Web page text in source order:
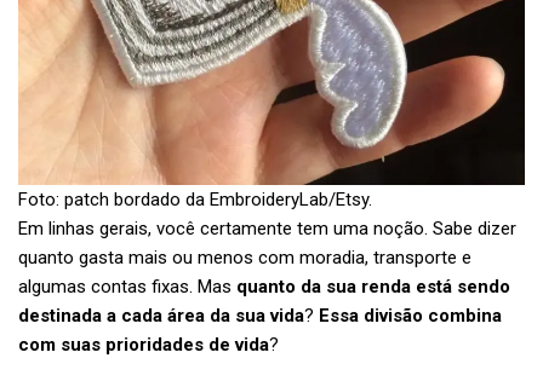
Foto: patch bordado da EmbroideryLab/Etsy.
Em linhas gerais, você certamente tem uma noção. Sabe dizer
quanto gasta mais ou menos com moradia, transporte e
algumas contas fixas. Mas quanto da sua renda está sendo
destinada a cada área da sua vida? Essa divisão combina
com suas prioridades de vida?